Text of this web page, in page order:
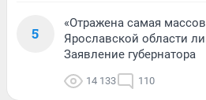
5
«Отражена самая
Ярославской области
Заявление губернатора
14 133 110